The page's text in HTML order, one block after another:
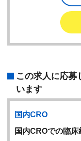
この求人に応募
います
国内CRO
国内CROでの臨